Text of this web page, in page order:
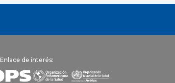
Enlace de interés: